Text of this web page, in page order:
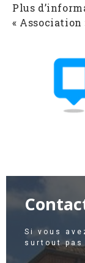
Plus
« Association
Si vous
surtout